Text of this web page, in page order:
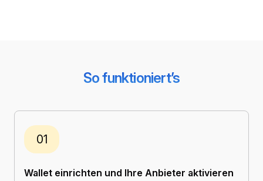
So funktioniert’s
01
Wallet einrichten und Ihre Anbieter aktivieren